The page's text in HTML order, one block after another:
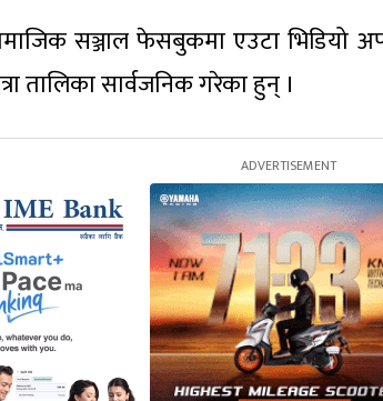
सञ्जाल फेसबुकमा एउटा भिडियो
तालिका सार्वजनिक गरेका हुन् ।